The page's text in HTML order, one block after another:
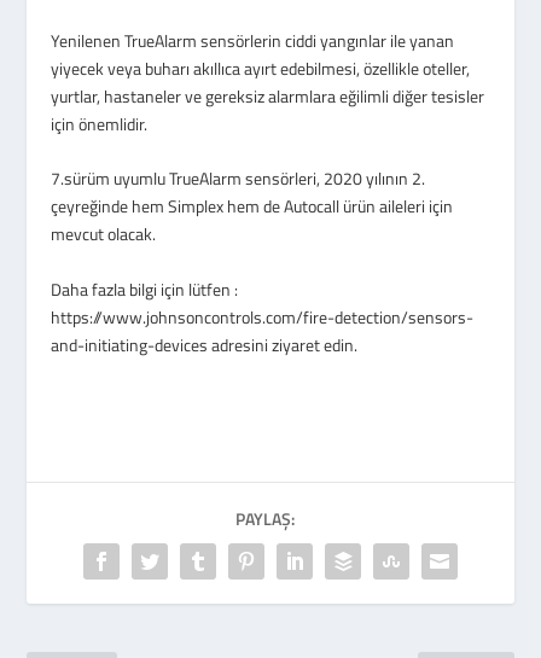
Yenilenen TrueAlarm sensörlerin ciddi yangınlar ile yanan
yiyecek veya buharı akıllıca ayırt edebilmesi, özellikle oteller,
yurtlar, hastaneler ve gereksiz alarmlara eğilimli diğer tesisler
için önemlidir.
7.sürüm uyumlu TrueAlarm sensörleri, 2020 yılının 2.
çeyreğinde hem Simplex hem de Autocall ürün aileleri için
mevcut olacak.
Daha fazla bilgi için lütfen :
https://www.johnsoncontrols.com/fire-detection/sensors-
and-initiating-devices adresini ziyaret edin.
PAYLAŞ: